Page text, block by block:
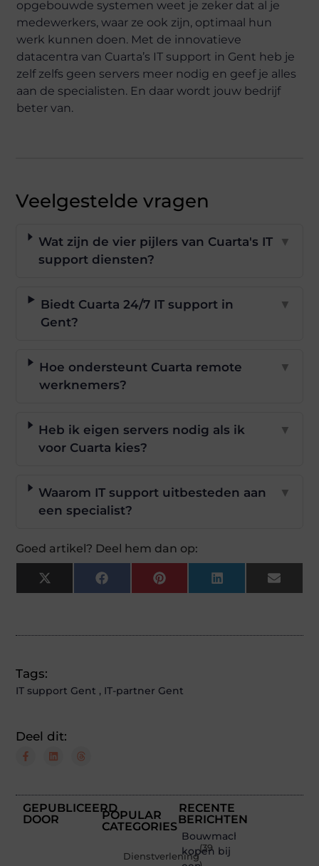
opgebouwde systemen weet je zeker dat al je
medewerkers, waar ze ook zijn, optimaal hun
werk kunnen doen. Met de innovatieve
datacentra van Cuarta’s IT support in Gent heb je
zelf zelfs geen servers meer nodig en geef je alles
aan de specialisten. En daar wordt jouw bedrijf
beter van.
Veelgestelde vragen
Wat zijn de vier pijlers van Cuarta's IT
support diensten?
▼
Biedt Cuarta 24/7 IT support in
Gent?
▼
Hoe ondersteunt Cuarta remote
werknemers?
▼
Heb ik eigen servers nodig als ik
voor Cuarta kies?
▼
Waarom IT support uitbesteden aan
een specialist?
▼
Goed artikel? Deel hem dan op:
X
(Twitter)
FacebookPinterestLinkedInEmail
Tags:
IT support Gent , IT-partner Gent
Deel dit:
GEPUBLICEERD
DOOR
POPULAR
CATEGORIES
Dienstverlening
(39
RECENTE
BERICHTEN
Bouwmachines
kopen bij